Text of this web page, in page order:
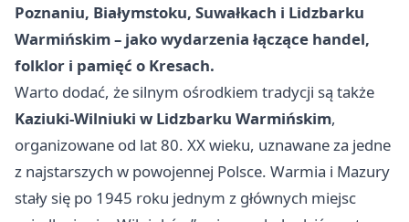
Poznaniu, Białymstoku, Suwałkach i Lidzbarku
Warmińskim – jako wydarzenia łączące handel,
folklor i pamięć o Kresach.
Warto dodać, że silnym ośrodkiem tradycji są także
Kaziuki-Wilniuki w Lidzbarku Warmińskim,
organizowane od lat 80. XX wieku, uznawane za jedne
z najstarszych w powojennej Polsce. Warmia i Mazury
stały się po 1945 roku jednym z głównych miejsc